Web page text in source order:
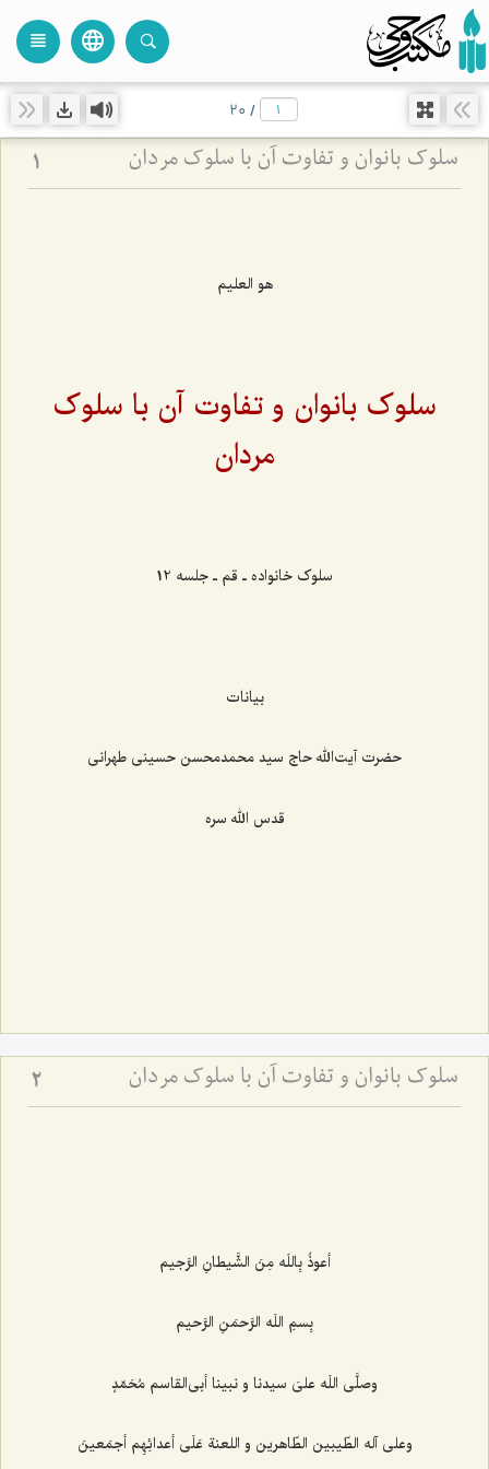
language
view_headline
/
20
سلوک بانوان و تفاوت آن با سلوک مردان 1
هو العلیم
سلوک بانوان و تفاوت آن با سلوک
مردان
سلوک خانواده ـ قم ـ جلسه 12
بیانات
حضرت آیت‌الله حاج سید محمدمحسن حسینی طهرانی
قدس الله سره
سلوک بانوان و تفاوت آن با سلوک مردان 2
أعوذُ بِاللَه مِنَ الشَّیطانِ الرَّجیم‌
بِسمِ اللَه الرَّحمَنِ الرَّحیم‌
وصلَّى اللَه علىَ سیدنا و نبینا أبى‌القاسم مُحَمّدٍ
وعلى آله الطّیبین الطّاهرین و اللعنة عَلَى أعدائِهِم أجمَعینَ‌